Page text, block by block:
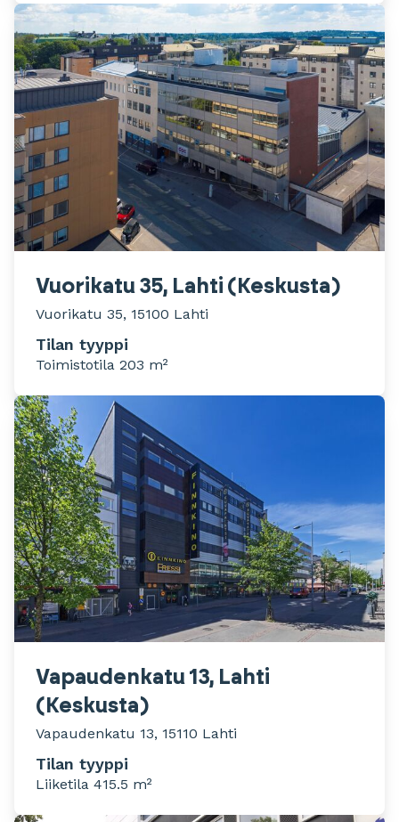
Vuorikatu 35, Lahti (Keskusta)
Vuorikatu 35, 15100 Lahti
Tilan tyyppi
Toimistotila 203 m²
Vapaudenkatu 13, Lahti
(Keskusta)
Vapaudenkatu 13, 15110 Lahti
Tilan tyyppi
Liiketila 415.5 m²